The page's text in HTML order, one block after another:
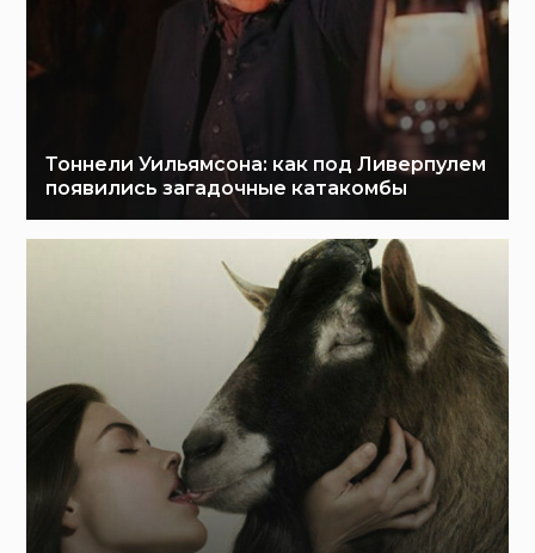
Тоннели Уильямсона: как под Ливерпулем
появились загадочные катакомбы